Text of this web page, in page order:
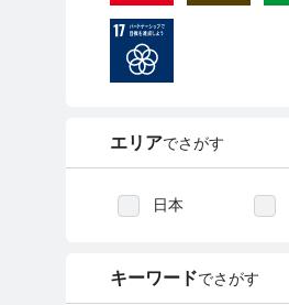
エリアでさがす
日本
キーワードでさがす